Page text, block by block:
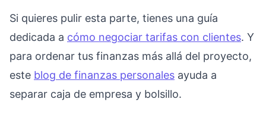
Si quieres pulir esta parte, tienes una guía
dedicada a cómo negociar tarifas con clientes. Y
para ordenar tus finanzas más allá del proyecto,
este blog de finanzas personales ayuda a
separar caja de empresa y bolsillo.